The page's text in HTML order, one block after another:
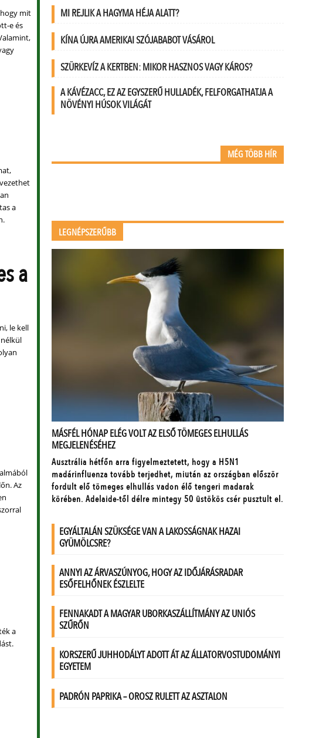
mit
e és
a
a
le kell
Az
a
MI REJLIK A HAGYMA HÉJA ALATT?
KÍNA ÚJRA AMERIKAI SZÓJABABOT VÁSÁROL
SZÜRKEVÍZ A KERTBEN: MIKOR HASZNOS VAGY KÁROS?
A KÁVÉZACC, EZ AZ EGYSZERŰ HULLADÉK, FELFORGATHATJA A
NÖVÉNYI HÚSOK VILÁGÁT
MÉG TÖBB HÍR
LEGNÉPSZERŰBB